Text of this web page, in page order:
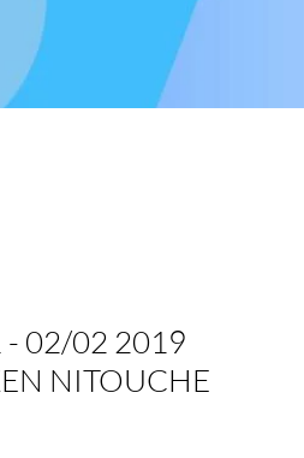
02/02 2019
NITOUCHE